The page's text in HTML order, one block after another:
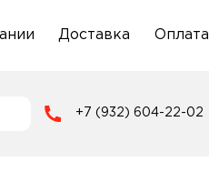
Доставка Оплата
+7 (932) 604-22-02